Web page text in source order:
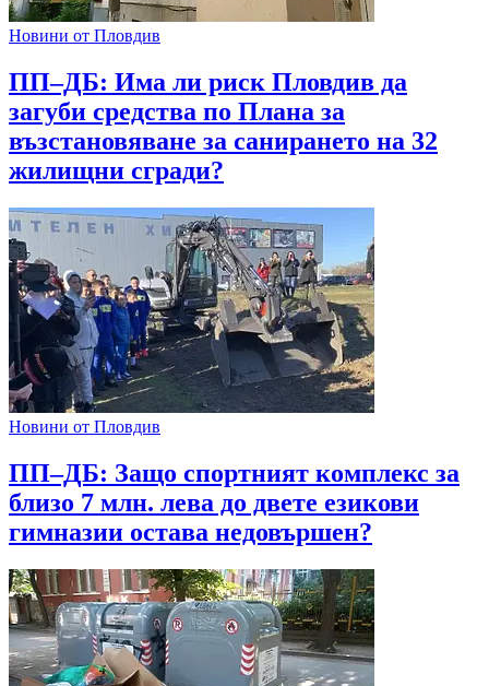
Новини от Пловдив
ПП–ДБ: Има ли риск Пловдив да
загуби средства по Плана за
възстановяване за санирането на 32
жилищни сгради?
Новини от Пловдив
ПП–ДБ: Защо спортният комплекс за
близо 7 млн. лева до двете езикови
гимназии остава недовършен?